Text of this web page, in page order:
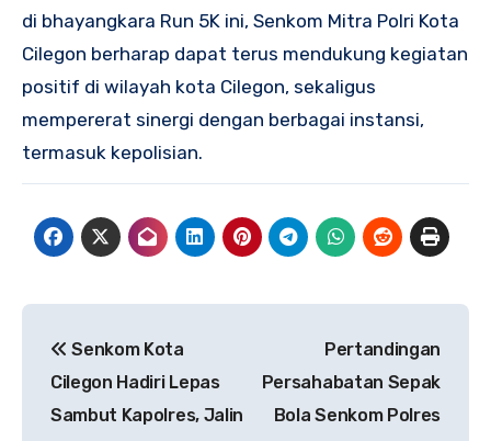
di bhayangkara Run 5K ini, Senkom Mitra Polri Kota
Cilegon berharap dapat terus mendukung kegiatan
positif di wilayah kota Cilegon, sekaligus
mempererat sinergi dengan berbagai instansi,
termasuk kepolisian.
pos
Senkom Kota
Cilegon Hadiri Lepas
Sambut Kapolres, Jalin
Pertandingan
Persahabatan Sepak
Bola Senkom Polres